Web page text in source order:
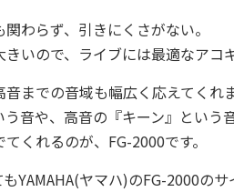
わらず、引きにくさがない。
いので、ライブには最適なアコギ
までの音域も幅広く応えてくれま
音や、高音の『キーン』とい
くれるのが、FG-2000です。
YAMAHA(ヤマハ)のFG-2000の